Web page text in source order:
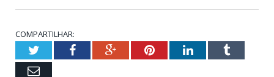
COMPARTILHAR:
TwitterFacebookGoogle+PinterestLinkedInTumblr
Email